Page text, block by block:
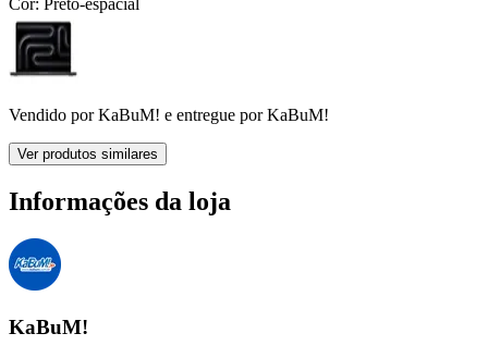
Cor: Preto-espacial
Vendido porKaBuM! e entregue por KaBuM!
Ver produtos similares
Informações da loja
KaBuM!